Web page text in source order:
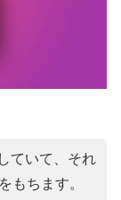
ていて、それ
もちます。